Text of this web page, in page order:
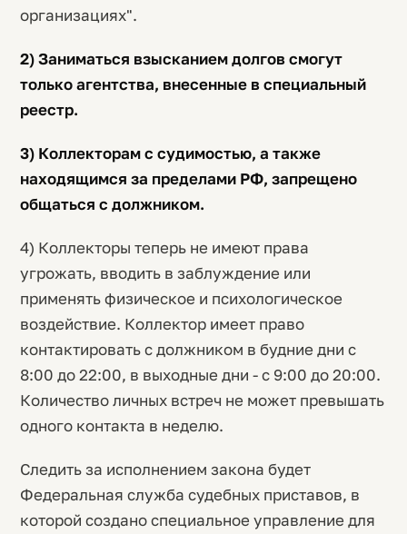
организациях".
2) Заниматься взысканием долгов смогут
только агентства, внесенные в специальный
реестр.
3) Коллекторам с судимостью, а также
находящимся за пределами РФ, запрещено
общаться с должником.
4) Коллекторы теперь не имеют права
угрожать, вводить в заблуждение или
применять физическое и психологическое
воздействие. Коллектор имеет право
контактировать с должником в будние дни с
8:00 до 22:00, в выходные дни - с 9:00 до 20:00.
Количество личных встреч не может превышать
одного контакта в неделю.
Следить за исполнением закона будет
Федеральная служба судебных приставов, в
которой создано специальное управление для